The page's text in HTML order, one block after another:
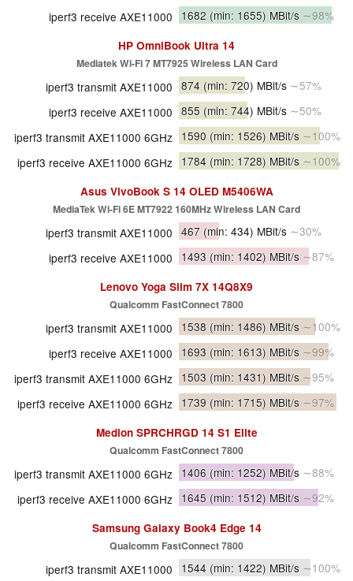
iperf3 receive AXE11000
1682 (min: 1655) MBit/s ∼98%
HP OmniBook Ultra 14
Mediatek Wi-Fi 7 MT7925 Wireless LAN Card
iperf3 transmit AXE11000 874 (min: 720) MBit/s ∼57%
iperf3 receive AXE11000 855 (min: 744) MBit/s ∼50%
iperf3 transmit AXE11000 6GHz
1590 (min: 1526) MBit/s ∼100%
iperf3 receive AXE11000 6GHz
1784 (min: 1728) MBit/s ∼100%
Asus VivoBook S 14 OLED M5406WA
MediaTek Wi-Fi 6E MT7922 160MHz Wireless LAN Card
iperf3 transmit AXE11000 467 (min: 434) MBit/s ∼30%
iperf3 receive AXE11000
1493 (min: 1402) MBit/s ∼87%
Lenovo Yoga Slim 7X 14Q8X9
Qualcomm FastConnect 7800
iperf3 transmit AXE11000 1538 (min: 1486) MBit/s ∼100%
iperf3 receive AXE11000
1693 (min: 1613) MBit/s ∼99%
iperf3 transmit AXE11000 6GHz
1503 (min: 1431) MBit/s ∼95%
iperf3 receive AXE11000 6GHz
1739 (min: 1715) MBit/s ∼97%
Medion SPRCHRGD 14 S1 Elite
Qualcomm FastConnect 7800
iperf3 transmit AXE11000 6GHz 1406 (min: 1252) MBit/s ∼88%
iperf3 receive AXE11000 6GHz
1645 (min: 1512) MBit/s ∼92%
Samsung Galaxy Book4 Edge 14
Qualcomm FastConnect 7800
iperf3 transmit AXE11000 1544 (min: 1422) MBit/s ∼100%